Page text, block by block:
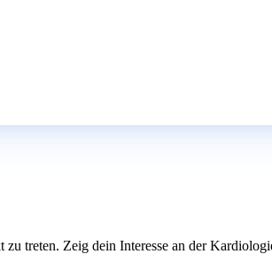
treten. Zeig dein Interesse an der